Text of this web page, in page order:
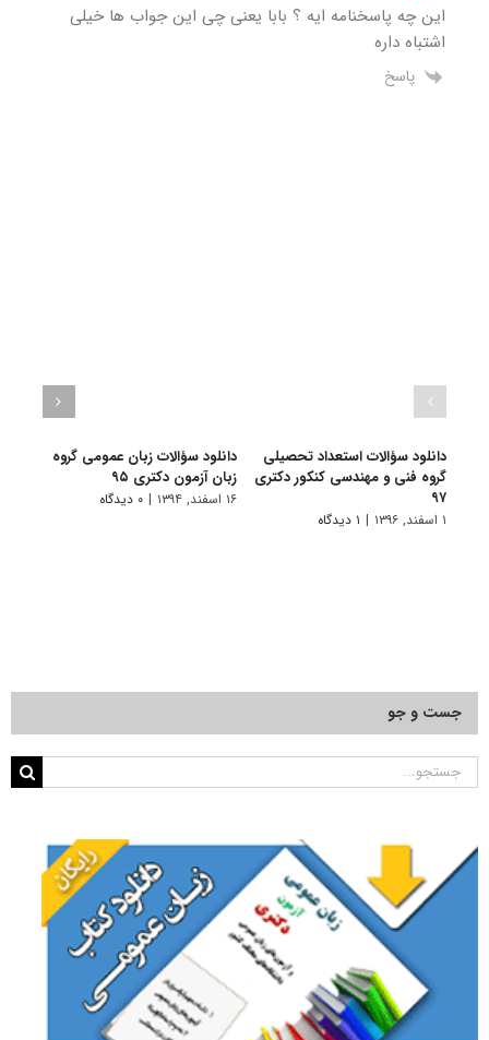
این چه پاسخنامه ایه ؟ بابا یعنی چی این جواب ها خیلی
اشتباه داره
پاسخ
دانلود سؤالات استعداد تحصیلی
گروه فنی و مهندسی کنکور دکتری
۹۷
۱ اسفند, ۱۳۹۶ | ۱ دیدگاه
دانلود سؤالات زبان عمومی گروه
زبان آزمون دکتری ۹۵
۱۶ اسفند, ۱۳۹۴ | ۰ دیدگاه
جست و جو
جستجو